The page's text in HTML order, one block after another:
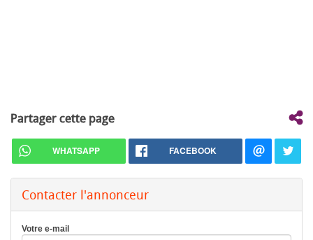
Partager cette page
WHATSAPP FACEBOOK
Contacter l'annonceur
Votre e-mail